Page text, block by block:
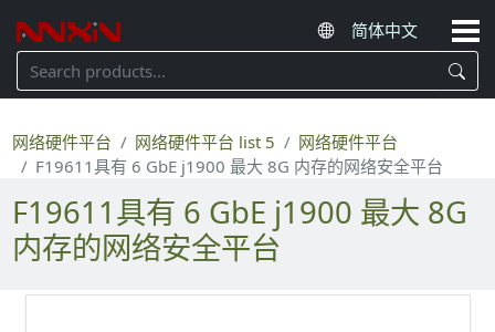
网络硬件平台 网络硬件平台 list 5
网络硬件平台
F19611具有 6 GbE j1900 最大 8G 内存的网络安全平台
F19611具有 6 GbE j1900 最大 8G
内存的网络安全平台